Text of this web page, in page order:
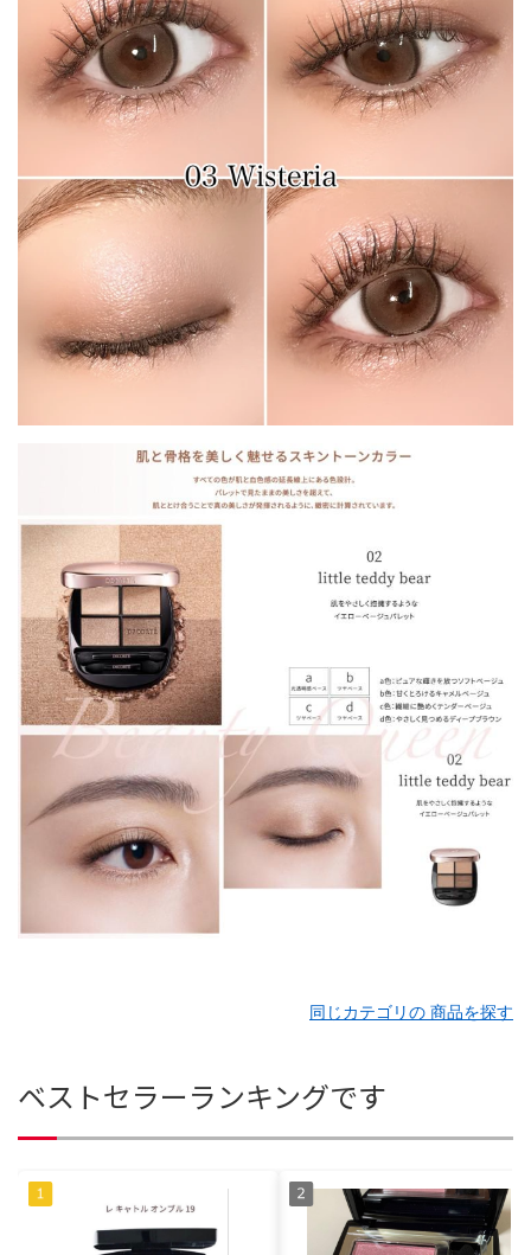
同じカテゴリの 商品を探す
ベストセラーランキングです